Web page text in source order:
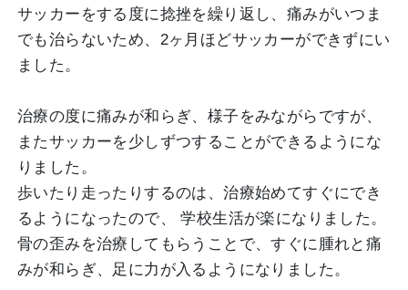
サッカーをする度に捻挫を繰り返し、痛みがいつま
でも治らないため、2ヶ月ほどサッカーができずにい
ました。
治療の度に痛みが和らぎ、様子をみながらですが、
またサッカーを少しずつすることができるようにな
りました。
歩いたり走ったりするのは、治療始めてすぐにでき
るようになったので、 学校生活が楽になりました。
骨の歪みを治療してもらうことで、すぐに腫れと痛
みが和らぎ、足に力が入るようになりました。